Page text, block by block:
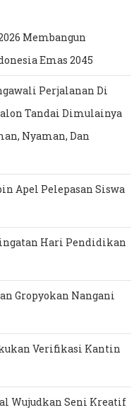
Membangun
Emas 2045
Perjalanan Di
Tandai Dimulainya
Nyaman, Dan
Apel Pelepasan Siswa
Hari Pendidikan
Gropyokan Nangani
Verifikasi Kantin
Wujudkan Seni Kreatif